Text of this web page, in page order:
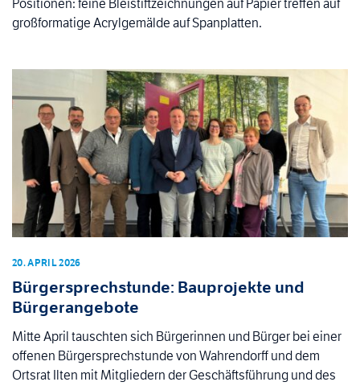
Positionen: feine Bleistiftzeichnungen auf Papier treffen auf
großformatige Acrylgemälde auf Spanplatten.
Bürgersprechstunde: Bauprojekte und
Bürgerangebote
20. APRIL 2026
Mitte April tauschten sich Bürgerinnen und Bürger bei einer
offenen Bürgersprechstunde von Wahrendorff und dem
Ortsrat Ilten mit Mitgliedern der Geschäftsführung und des